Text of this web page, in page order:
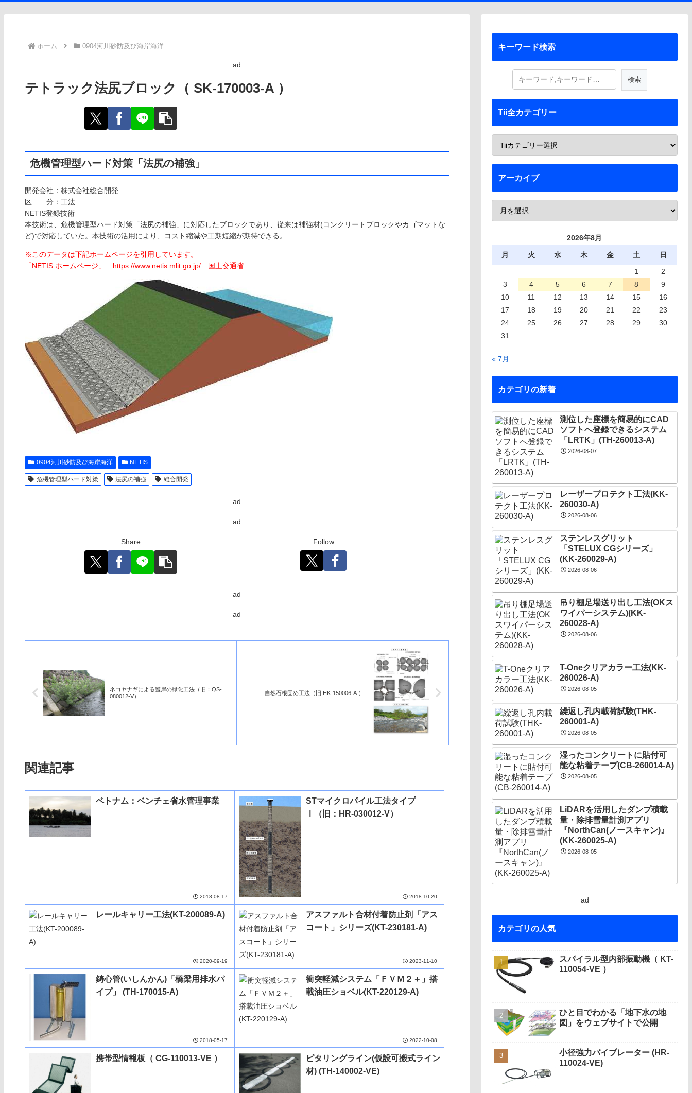
ホーム 0904河川砂防及び海岸海洋
ad
テトラック法尻ブロック（ SK-170003-A ）
危機管理型ハード対策「法尻の補強」
開発会社：株式会社総合開発
区 分：工法
NETIS登録技術
本技術は、危機管理型ハード対策「法尻の補強」に対応したブロックであり、従来は補強材(コンクリートブロックやカゴマットな
ど)で対応していた。本技術の活用により、コスト縮減や工期短縮が期待できる。
※このデータは下記ホームページを引用しています。
「NETIS ホームページ」 https://www.netis.mlit.go.jp/ 国土交通省
0904河川砂防及び海岸海洋 NETIS
危機管理型ハード対策 法尻の補強 総合開発
ad
ad
Share Follow
ad
ad
ネコヤナギによる護岸の緑化工法（旧：QS-
080012-V）
自然石根固め工法（旧 HK-150006-A ）
関連記事
ベトナム：ベンチェ省水管理事業
2018-08-17
STマイクロパイル工法タイプ
Ⅰ（旧：HR-030012-V）
2018-10-20
レールキャリー工法(KT-200089-A)
2020-09-19
アスファルト合材付着防止剤「アス
コート」シリーズ(KT-230181-A)
2023-11-10
鋳心管(いしんかん)「橋梁用排水パ
イプ」 (TH-170015-A)
2018-05-17
衝突軽減システム「ＦＶＭ２＋」搭
載油圧ショベル(KT-220129-A)
2022-10-08
携帯型情報板（ CG-110013-VE ）
ピタリングライン(仮設可搬式ライン
材) (TH-140002-VE)
キーワード検索
Tii全カテゴリー
アーカイブ
2026年8月
月 火 水 木 金 土
日
1
2
3
4 5 6 7 8
9
10
11 12 13 14 15
16
17
18 19 20 21 22
23
24
25 26 27 28 29
30
31
« 7月
カテゴリの新着
測位した座標を簡易的にCAD
ソフトへ登録できるシステム
「LRTK」(TH-260013-A)
2026-08-07
レーザープロテクト⼯法(KK-
260030-A)
2026-08-06
ステンレスグリット
「STELUX CGシリーズ」
(KK-260029-A)
2026-08-06
吊り棚足場送り出し工法(OKス
ワイパーシステム)(KK-
260028-A)
2026-08-06
T-Oneクリアカラー工法(KK-
260026-A)
2026-08-05
繰返し孔内載荷試験(THK-
260001-A)
2026-08-05
湿ったコンクリートに貼付可
能な粘着テープ(CB-260014-A)
2026-08-05
LiDARを活用したダンプ積載
量・除排雪量計測アプリ
『NorthCan(ノースキャン)』
(KK-260025-A)
2026-08-05
ad
カテゴリの人気
スパイラル型内部振動機（ KT-
110054-VE ）
ひと目でわかる「地下水の地
図」をウェブサイトで公開
小径強力バイブレーター (HR-
110024-VE)